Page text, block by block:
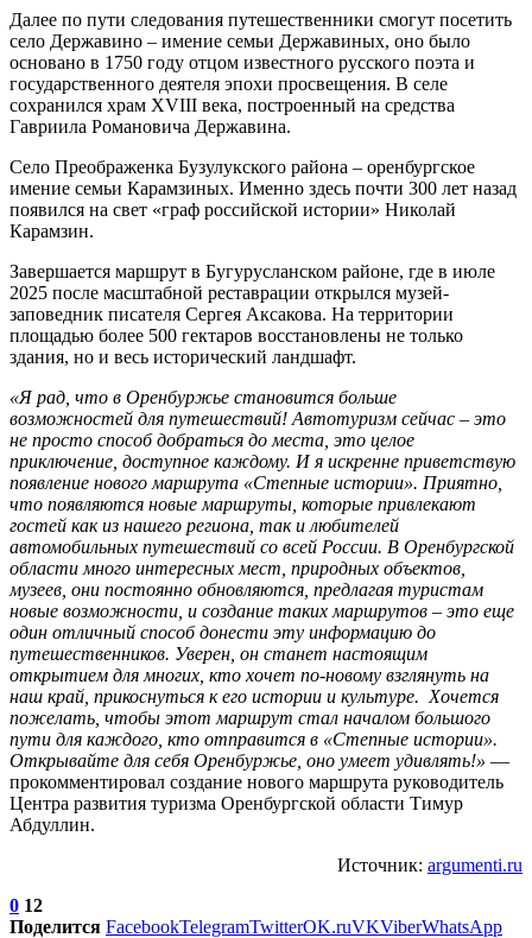
Далее по пути следования путешественники смогут посетить
село Державино – имение семьи Державиных, оно было
основано в 1750 году отцом известного русского поэта и
государственного деятеля эпохи просвещения. В селе
сохранился храм XVIII века, построенный на средства
Гавриила Романовича Державина.
Село Преображенка Бузулукского района – оренбургское
имение семьи Карамзиных. Именно здесь почти 300 лет назад
появился на свет «граф российской истории» Николай
Карамзин.
Завершается маршрут в Бугурусланском районе, где в июле
2025 после масштабной реставрации открылся музей-
заповедник писателя Сергея Аксакова. На территории
площадью более 500 гектаров восстановлены не только
здания, но и весь исторический ландшафт.
«Я рад, что в Оренбуржье становится больше
возможностей для путешествий! Автотуризм сейчас – это
не просто способ добраться до места, это целое
приключение, доступное каждому. И я искренне приветствую
появление нового маршрута «Степные истории». Приятно,
что появляются новые маршруты, которые привлекают
гостей как из нашего региона, так и любителей
автомобильных путешествий со всей России. В Оренбургской
области много интересных мест, природных объектов,
музеев, они постоянно обновляются, предлагая туристам
новые возможности, и создание таких маршрутов – это еще
один отличный способ донести эту информацию до
путешественников. Уверен, он станет настоящим
открытием для многих, кто хочет по-новому взглянуть на
наш край, прикоснуться к его истории и культуре. Хочется
пожелать, чтобы этот маршрут стал началом большого
пути для каждого, кто отправится в «Степные истории».
Открывайте для себя Оренбуржье, оно умеет удивлять!» —
прокомментировал создание нового маршрута руководитель
Центра развития туризма Оренбургской области Тимур
Абдуллин.
Источник: argumenti.ru
0 12
Поделится FacebookTelegramTwitterOK.ruVKViberWhatsApp